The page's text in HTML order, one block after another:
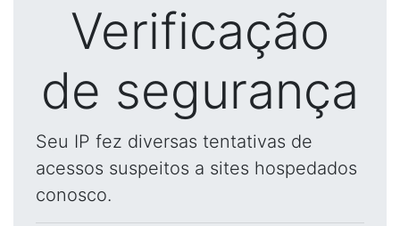
Verificação
de segurança
Seu IP fez diversas tentativas de
acessos suspeitos a sites hospedados
conosco.